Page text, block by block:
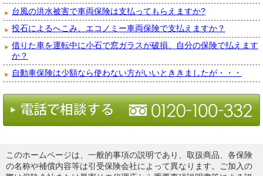
台風の洪水被害で車両保険は支払ってもらえますか?
投石によるへこみ、エコノミー車両保険で支払えますか？
借りた車を運転中に小石で窓ガラスが破損、自分の保険で払えます
か？
自動車保険は少額なら使わない方がいいとききましたが・・・
このホームページは、一般的事項の説明であり、取扱商品、各保険
の名称や補償内容等は引受保険会社によって異なります。ご加入の